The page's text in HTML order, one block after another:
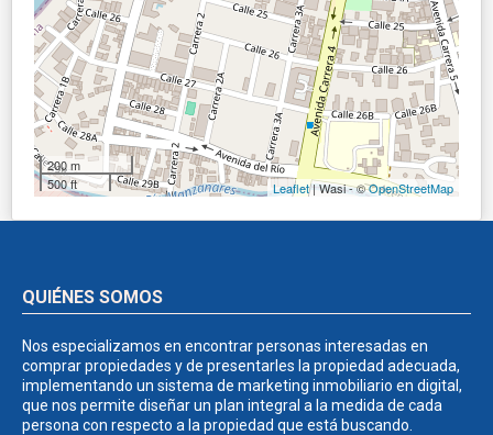
200 m
500 ft
Leaflet| Wasi - ©OpenStreetMap
QUIÉNES SOMOS
Nos especializamos en encontrar personas interesadas en
comprar propiedades y de presentarles la propiedad adecuada,
implementando un sistema de marketing inmobiliario en digital,
que nos permite diseñar un plan integral a la medida de cada
persona con respecto a la propiedad que está buscando.